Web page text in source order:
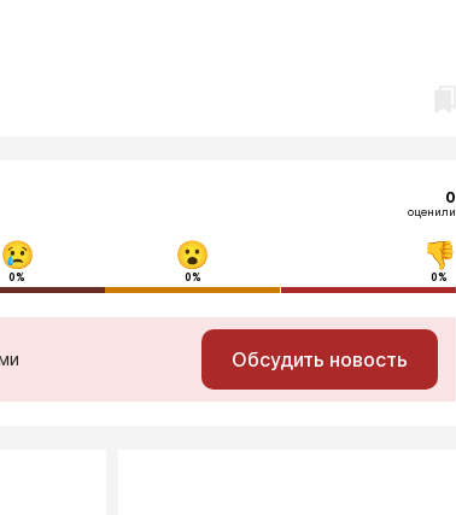
0
оценили
0% 0% 0%
Обсудить новость